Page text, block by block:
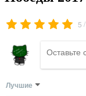
5 /
Лучшие